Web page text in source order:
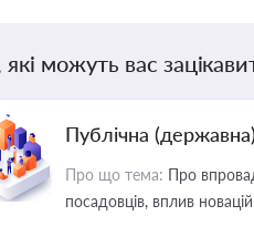
можуть вас
Публічна
Про що тема: Про
посадовців, вплив